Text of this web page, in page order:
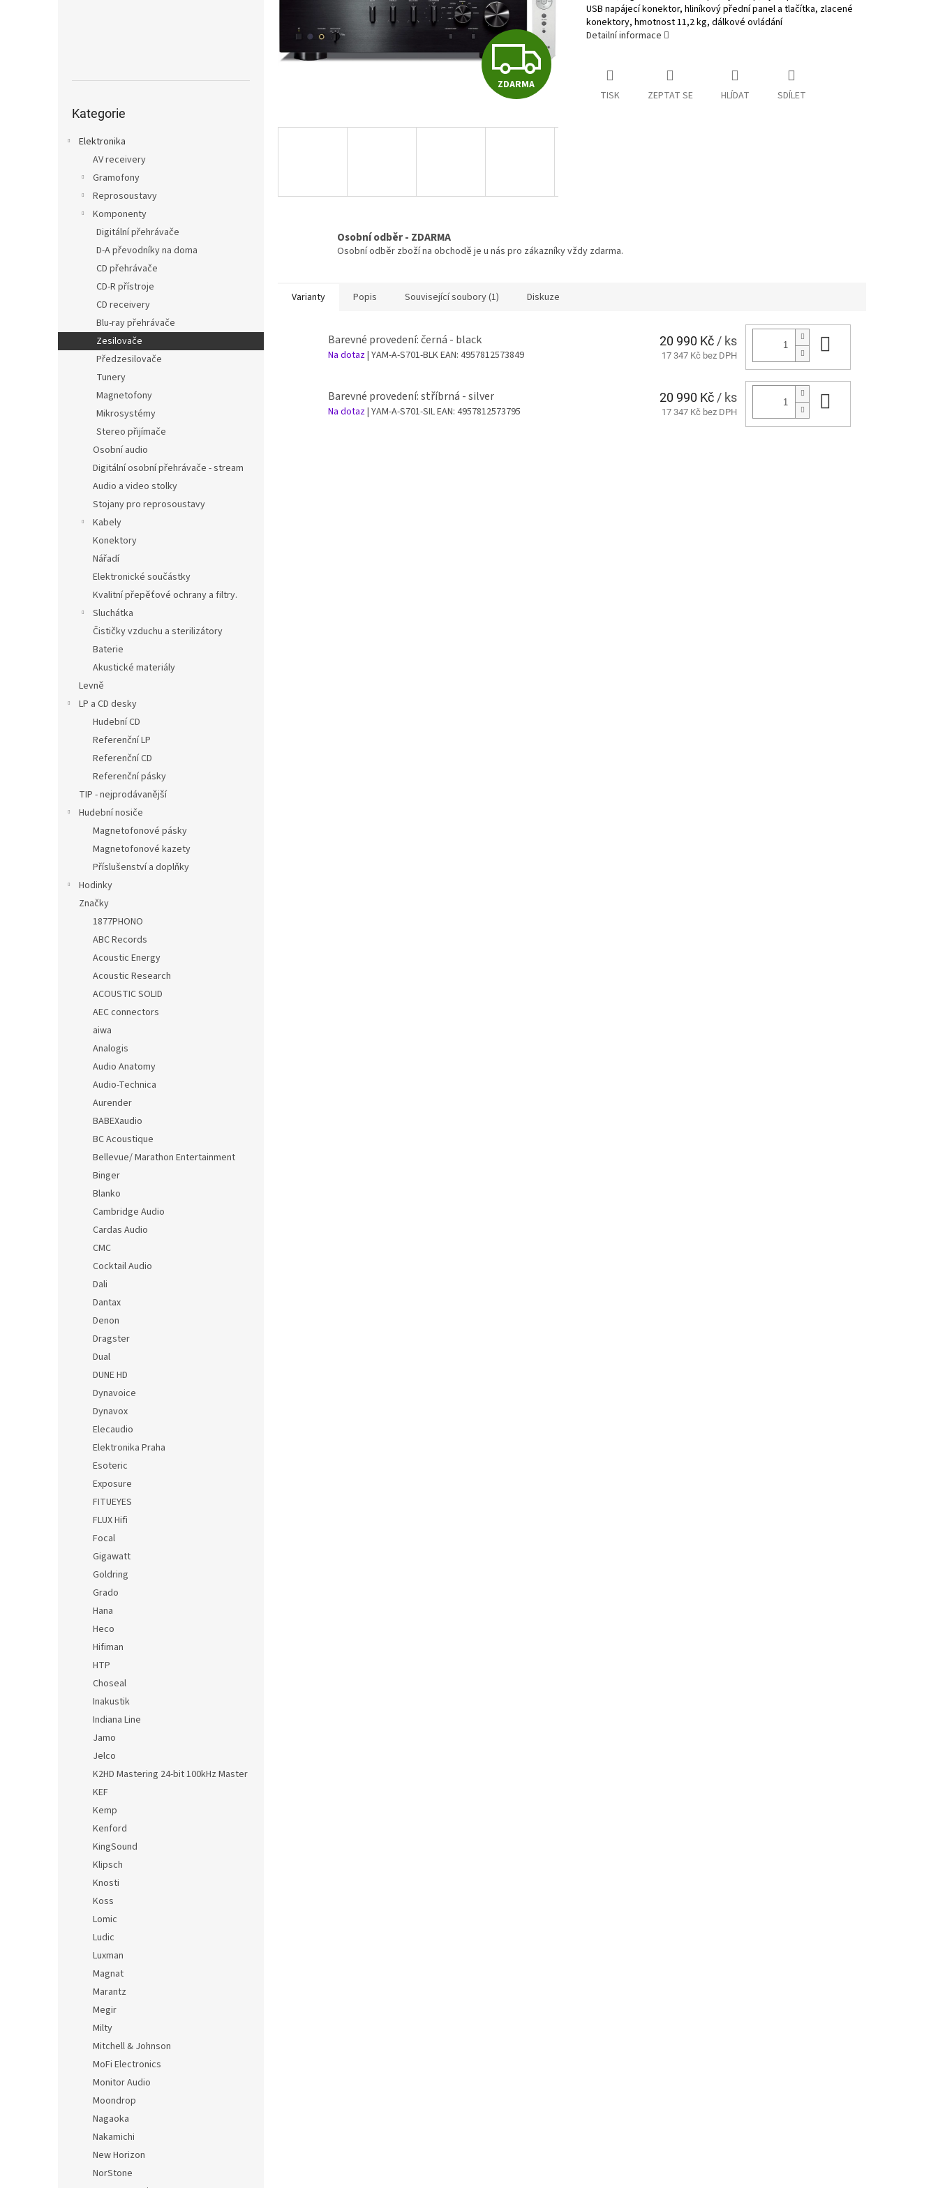
kategorie
Kategorie
Elektronika
AV receivery
Gramofony
Reprosoustavy
Komponenty
Digitální přehrávače
D-A převodníky na doma
CD přehrávače
CD-R přístroje
CD receivery
Blu-ray přehrávače
Zesilovače
Předzesilovače
Tunery
Magnetofony
Mikrosystémy
Stereo přijímače
Osobní audio
Digitální osobní přehrávače - stream
Audio a video stolky
Stojany pro reprosoustavy
Kabely
Konektory
Nářadí
Elektronické součástky
Kvalitní přepěťové ochrany a filtry.
Sluchátka
Čističky vzduchu a sterilizátory
Baterie
Akustické materiály
Levně
LP a CD desky
Hudební CD
Referenční LP
Referenční CD
Referenční pásky
TIP - nejprodávanější
Hudební nosiče
Magnetofonové pásky
Magnetofonové kazety
Příslušenství a doplňky
Hodinky
Značky
1877PHONO
ABC Records
Acoustic Energy
Acoustic Research
ACOUSTIC SOLID
AEC connectors
aiwa
Analogis
Audio Anatomy
Audio-Technica
Aurender
BABEXaudio
BC Acoustique
Bellevue/ Marathon Entertainment
Binger
Blanko
Cambridge Audio
Cardas Audio
CMC
Cocktail Audio
Dali
Dantax
Denon
Dragster
Dual
DUNE HD
Dynavoice
Dynavox
Elecaudio
Elektronika Praha
Esoteric
Exposure
FITUEYES
FLUX Hifi
Focal
Gigawatt
Goldring
Grado
Hana
Heco
Hifiman
HTP
Choseal
Inakustik
Indiana Line
Jamo
Jelco
K2HD Mastering 24-bit 100kHz Master
KEF
Kemp
Kenford
KingSound
Klipsch
Knosti
Koss
Lomic
Ludic
Luxman
Magnat
Marantz
Megir
Milty
Mitchell & Johnson
MoFi Electronics
Monitor Audio
Moondrop
Nagaoka
Nakamichi
New Horizon
NorStone
Z
D
R
M
A
ZDARMA
USB napájecí konektor, hliníkový přední panel a tlačítka, zlacené
konektory, hmotnost 11,2 kg, dálkové ovládání
Detailní informace
TISK ZEPTAT SE HLÍDAT SDÍLET
Osobní odběr - ZDARMA
Osobní odběr zboží na obchodě je u nás pro zákazníky vždy zdarma.
Varianty Popis Související soubory (1) Diskuze
Barevné provedení: černá - black
Na dotaz| YAM-A-S701-BLKEAN: 4957812573849
20 990 Kč / ks
17 347 Kč bez DPH
Barevné provedení: stříbrná - silver
Na dotaz| YAM-A-S701-SILEAN: 4957812573795
20 990 Kč/ ks
17 347 Kč bez DPH